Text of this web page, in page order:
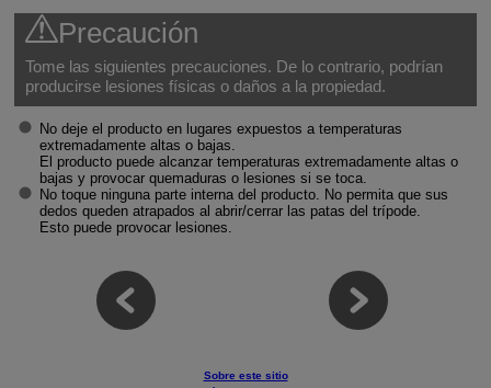
Precaución
Tome las siguientes precauciones. De lo contrario, podrían
producirse lesiones físicas o daños a la propiedad.
No deje el producto en lugares expuestos a temperaturas
extremadamente altas o bajas.
El producto puede alcanzar temperaturas extremadamente altas o
bajas y provocar quemaduras o lesiones si se toca.
No toque ninguna parte interna del producto. No permita que sus
dedos queden atrapados al abrir/cerrar las patas del trípode.
Esto puede provocar lesiones.
Sobre este sitio